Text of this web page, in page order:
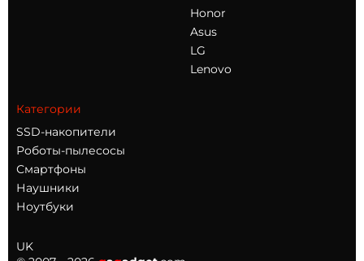
Honor
Asus
LG
Lenovo
Категории
SSD-накопители
Роботы-пылесосы
Смартфоны
Наушники
Ноутбуки
UK